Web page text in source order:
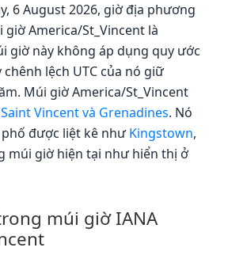
6 August 2026, giờ địa phương
America/St_Vincent là
giờ này không áp dụng quy ước
chênh lệch UTC của nó giữ
Múi giờ America/St_Vincent
Saint Vincent và Grenadines. Nó
được liệt kê nhưKingstown,
múi giờ hiện tại như hiển thị ở
múi giờ IANA